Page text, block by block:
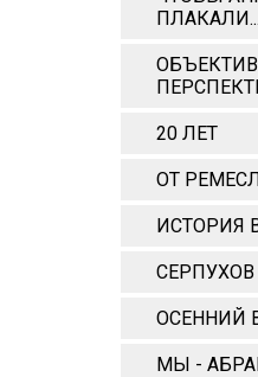
ПЛАКАЛИ...
20 ЛЕТ
ОТ
ИСТОРИЯ
ОСЕННИЙ
МЫ -